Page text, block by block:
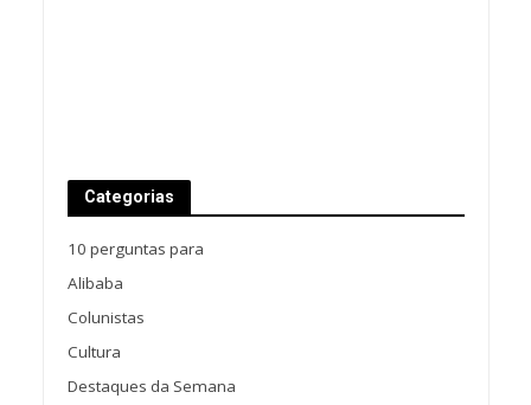
Categorias
10 perguntas para
Alibaba
Colunistas
Cultura
Destaques da Semana